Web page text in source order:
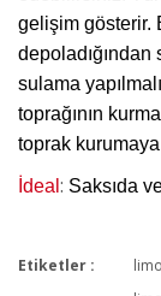
gelişim gösterir.
depoladığından
sulama
toprağının
toprak
İdeal : Saksıda
Etiketler :